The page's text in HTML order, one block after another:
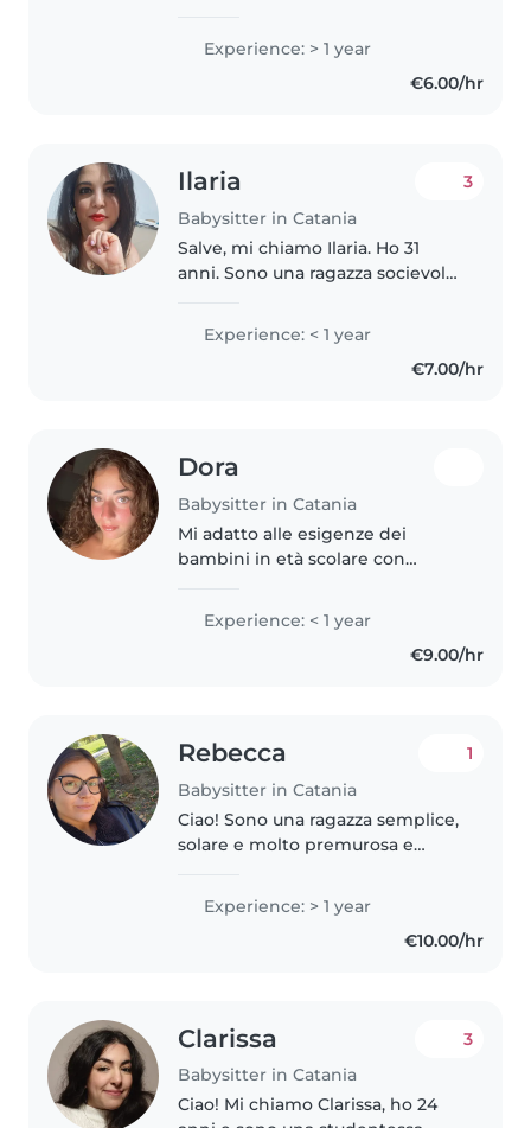
Experience: > 1 year
€6.00/hr
Ilaria
Babysitter in Catania
3
Salve, mi chiamo Ilaria. Ho 31
anni. Sono una ragazza socievole,
diplomata presso Istituto
Magistrale Turrisi Colonna (Liceo..
Experience: < 1 year
€7.00/hr
Dora
Babysitter in Catania
Mi adatto alle esigenze dei
bambini in età scolare con
musica. Sono responsabile,
amica e empatica,
preferibilmente con disponibilità
Experience: < 1 year
€9.00/hr
Rebecca
Babysitter in Catania
1
Ciao! Sono una ragazza semplice,
solare e molto premurosa e
di amici di famiglia e ho tanta
Experience: > 1 year
€10.00/hr
Clarissa
Babysitter in Catania
3
Ciao! Mi chiamo Clarissa, ho 24